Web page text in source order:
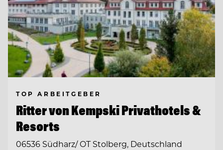
TOP ARBEITGEBER
Ritter von Kempski Privathotels &
Resorts
06536 Südharz/ OT Stolberg, Deutschland